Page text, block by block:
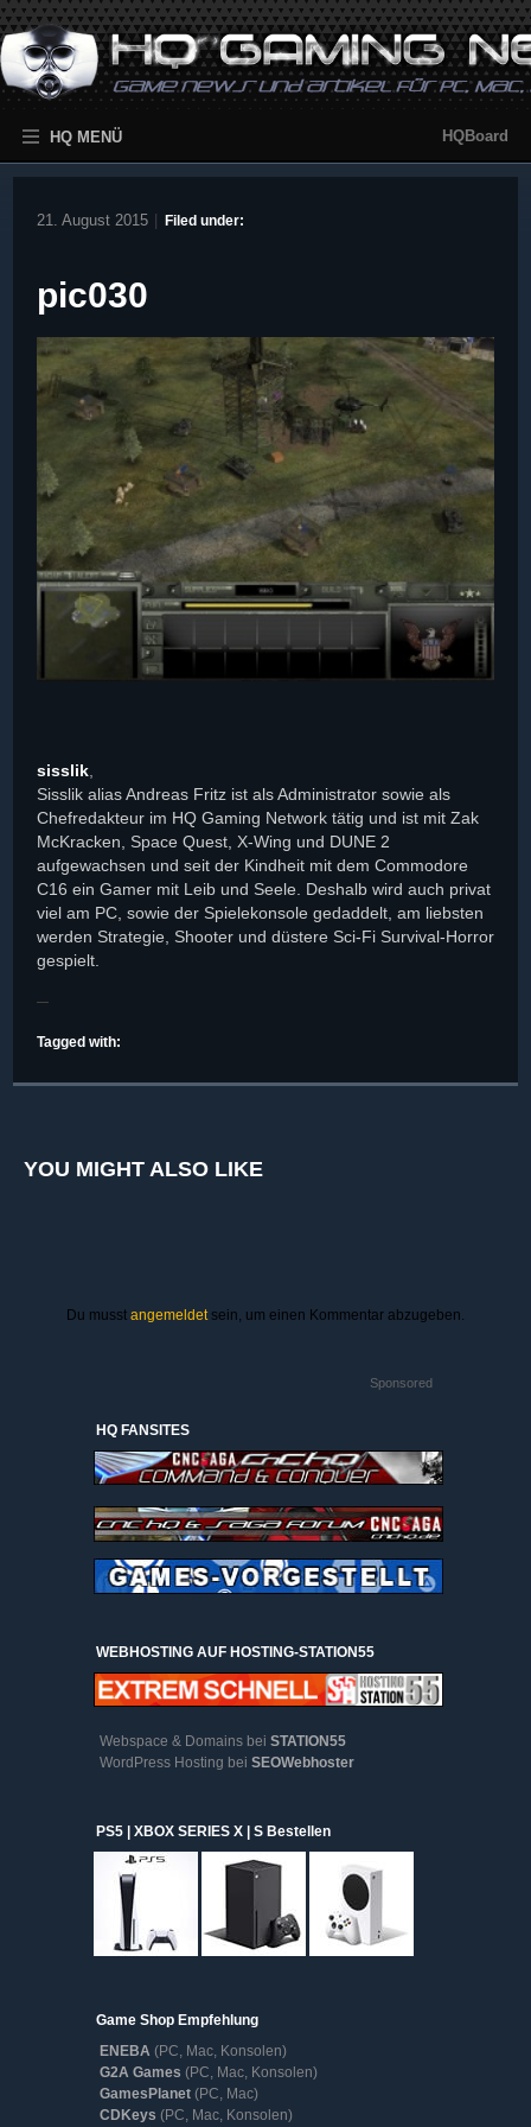
HQ MENÜ HQBoard
21. August 2015 Filed under:
pic030
sisslik
Sisslik alias Andreas Fritz ist als Administrator sowie als
Chefredakteur im HQ Gaming Network tätig und ist mit Zak
McKracken, Space Quest, X-Wing und DUNE 2
aufgewachsen und seit der Kindheit mit dem Commodore
C16 ein Gamer mit Leib und Seele. Deshalb wird auch privat
viel am PC, sowie der Spielekonsole gedaddelt, am liebsten
werden Strategie, Shooter und düstere Sci-Fi Survival-Horror
gespielt.
Tagged with:
YOU MIGHT ALSO LIKE
Du musst angemeldetsein, um einen Kommentar abzugeben.
Sponsored
HQ FANSITES
WEBHOSTING AUF HOSTING-STATION55
Webspace & Domains bei STATION55
WordPress Hosting bei SEOWebhoster
PS5 | XBOX SERIES X | S Bestellen
Game Shop Empfehlung
ENEBA (PC, Mac, Konsolen)
G2A Games (PC, Mac, Konsolen)
GamesPlanet (PC, Mac)
CDKeys (PC, Mac, Konsolen)